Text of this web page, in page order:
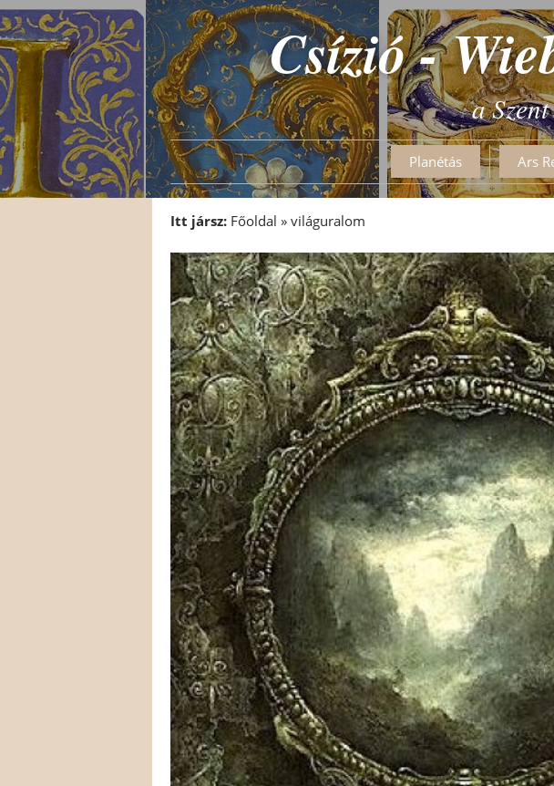
Csízió -
a
Planétás Ars
Itt jársz: Főoldal » világuralom